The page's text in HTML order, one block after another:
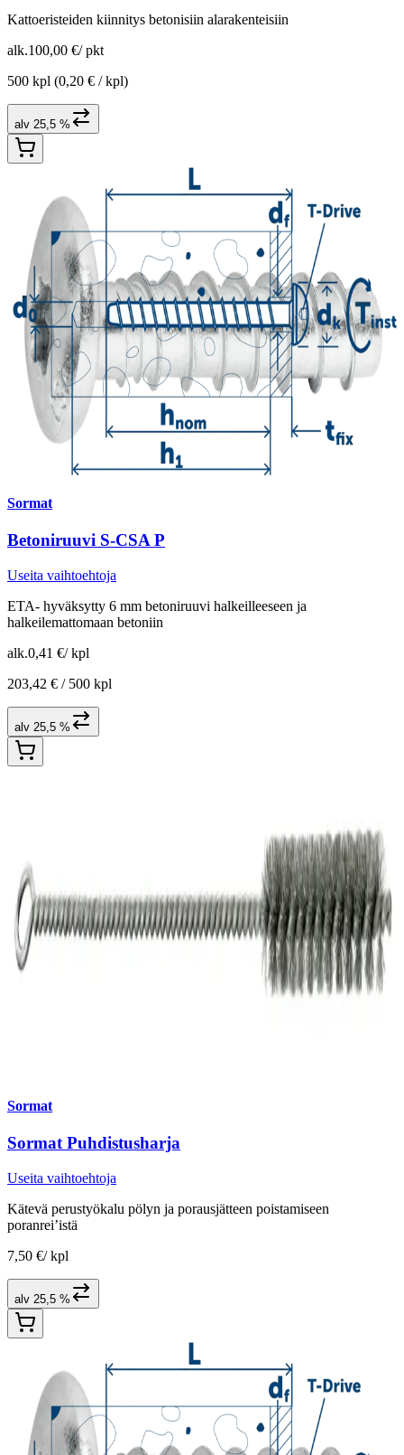
Kattoeristeiden kiinnitys betonisiin alarakenteisiin
alk.100,00 €/ pkt
500 kpl (0,20 € / kpl)
alv 25,5 %
Sormat
Betoniruuvi S-CSA P
Useita vaihtoehtoja
ETA- hyväksytty 6 mm betoniruuvi halkeilleeseen ja
halkeilemattomaan betoniin
alk.0,41 €/ kpl
203,42 € / 500 kpl
alv 25,5 %
Sormat
Sormat Puhdistusharja
Useita vaihtoehtoja
Kätevä perustyökalu pölyn ja porausjätteen poistamiseen
poranrei’istä
7,50 €/ kpl
alv 25,5 %